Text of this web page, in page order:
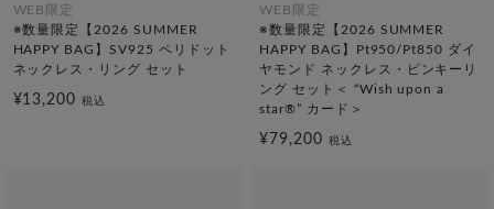
WEB限定
※数量限定【2026 SUMMER
HAPPY BAG】SV925 ペリドット
ネックレス・リング セット
¥13,200税込
WEB限定
※数量限定【2026 SUMMER
HAPPY BAG】Pt950/Pt850 ダイ
ヤモンド ネックレス・ピンキーリ
ング セット＜ “Wish upon a
star®” カード＞
¥79,200 税込